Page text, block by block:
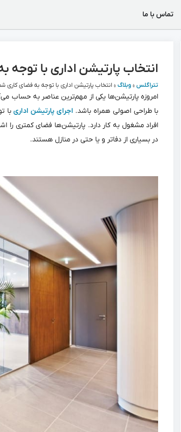
تماس با ما
انتخاب پارتیشن اداری با توجه
تتراگلس»وبلاگ» انتخاب پارتیشن اداری با توجه به فضای کاری
امروزه پارتیشن‌ها یکی از مهم‌ترین عناصر به حساب
با طراحی اصولی همراه باشد. اجرای پارتیشن اداریبا
افراد مشغول به کار دارد. پارتیشن‌ها فضای کمتری را
در بسیاری از دفاتر و یا حتی در منازل هستند.